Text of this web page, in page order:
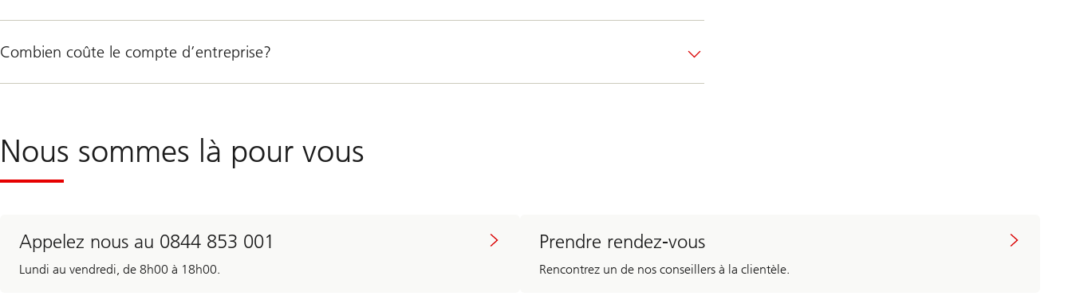
Combien coûte le compte d’entreprise?
Nous sommes là pour vous
Appelez nous au 0844 853 001
Lundi au vendredi, de 8h00 à 18h00.
Prendre rendez-vous
Rencontrez un de nos conseillers à la clientèle.